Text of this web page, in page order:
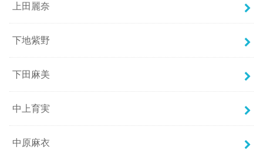
上田麗奈
下地紫野
下田麻美
中上育実
中原麻衣